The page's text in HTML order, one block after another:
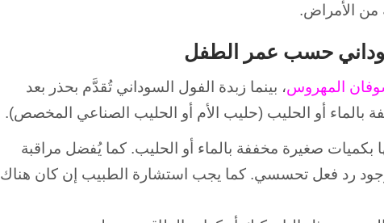
من الأمراض.
حسب عمر الطفل
المهروس، بينما زبدة الفول السوداني تُقدَّم بحذر بعد
بالماء أو الحليب (حليب الأم أو الحليب الصناعي المخصص).
بكميات صغيرة مخففة بالماء أو الحليب. كما يُفضل مراقبة
وجود رد فعل تحسسي. كما يجب استشارة الطبيب إن كان هناك